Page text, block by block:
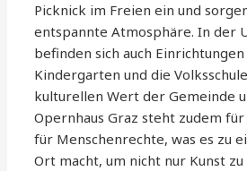
Picknick im Freien ein und
entspannte Atmosphäre. In der
befinden sich auch
Kindergarten und die
kulturellen Wert der Gemeinde
Opernhaus Graz steht zudem
für Menschenrechte, was es zu
Ort macht, um nicht nur Kunst